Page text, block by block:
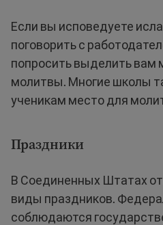
Если вы исповедуете
поговорить с
попросить выделить вам
молитвы. Многие школы
ученикам место для
Праздники
В Соединенных Штатах
виды праздников.
соблюдаются